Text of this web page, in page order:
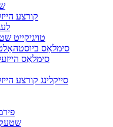
קורצע
טויגיקייט
סימלאַס
סימלאַס
סייקלינג קורצע